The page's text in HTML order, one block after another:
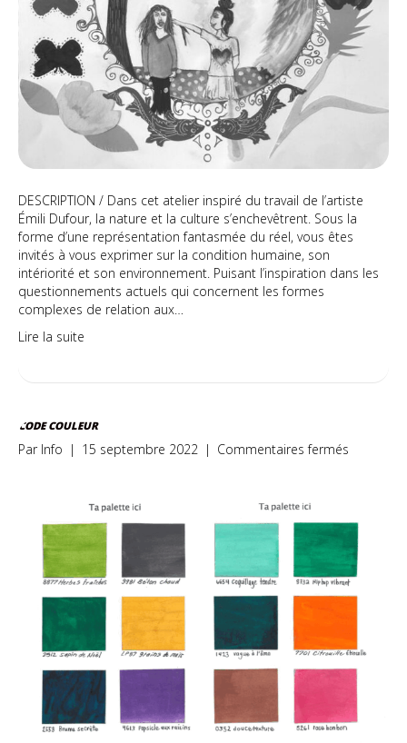
DESCRIPTION / Dans cet atelier inspiré du travail de l’artiste
Émili Dufour, la nature et la culture s’enchevêtrent. Sous la
forme d’une représentation fantasmée du réel, vous êtes
invités à vous exprimer sur la condition humaine, son
intériorité et son environnement. Puisant l’inspiration dans les
questionnements actuels qui concernent les formes
complexes de relation aux…
Lire la suite
CODE COULEUR
Par Info | 15 septembre 2022 | Commentaires fermés